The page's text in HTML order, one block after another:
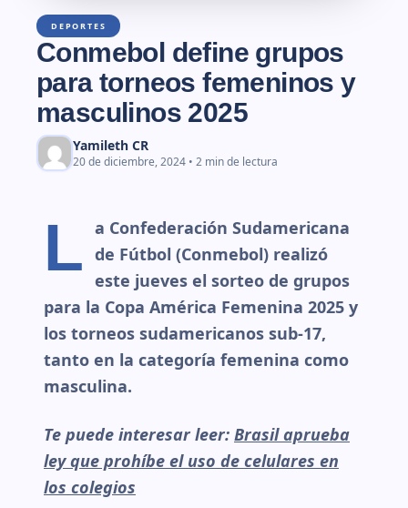
DEPORTES
Conmebol define grupos
para torneos femeninos y
masculinos 2025
Yamileth CR
20 de diciembre, 2024 • 2 min de lectura
L a Confederación Sudamericana
de Fútbol (Conmebol) realizó
este jueves el sorteo de grupos
para la Copa América Femenina 2025 y
los torneos sudamericanos sub-17,
tanto en la categoría femenina como
masculina.
Te puede interesar leer: Brasil aprueba
ley que prohíbe el uso de celulares en
los colegios